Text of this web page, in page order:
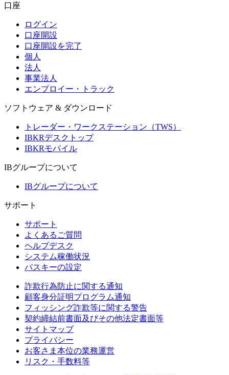
口座
ログイン
口座開設
口座開設を完了
個人
法人
事業法人
エンプロイー・トラック
ソフトウェア & ダウンロード
トレーダー・ワークステーション（TWS）
IBKRデスクトップ
IBKRモバイル
IBグループについて
IBグループについて
サポート
サポート
よくあるご質問
ヘルプデスク
システム稼働状況
パスキーの設定
詐欺行為防止に関する通知
顧客身分証明プログラム通知
フィッシング詐欺等に関する警告
契約締結前書面及びその他法定書面等
サイトマップ
プライバシー
お客さま本位の業務運営
リスク・手数料等